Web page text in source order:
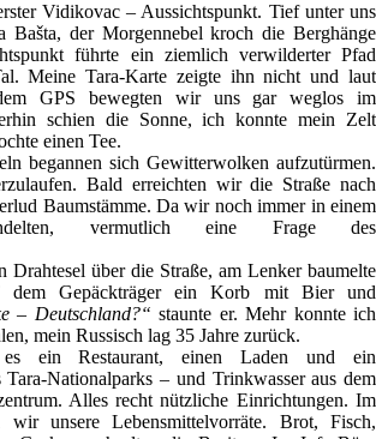
Vidikovac – Aussichtspunkt. Tief unter uns
Bašta, der Morgennebel kroch die Berghänge
führte ein ziemlich verwilderter Pfad
Meine Tara-Karte zeigte ihn nicht und laut
GPS bewegten wir uns gar weglos im
schien die Sonne, ich konnte mein Zelt
einen Tee.
begannen sich Gewitterwolken aufzutürmen.
Bald erreichten wir die Straße nach
Baumstämme. Da wir noch immer in einem
vermutlich eine Frage des
Drahtesel über die Straße, am Lenker baumelte
dem Gepäckträger ein Korb mit Bier und
– Deutschland?“ staunte er. Mehr konnte ich
mein Russisch lag 35 Jahre zurück.
ein Restaurant, einen Laden und ein
Tara-Nationalparks – und Trinkwasser aus dem
Alles recht nützliche Einrichtungen. Im
wir unsere Lebensmittelvorräte. Brot, Fisch,